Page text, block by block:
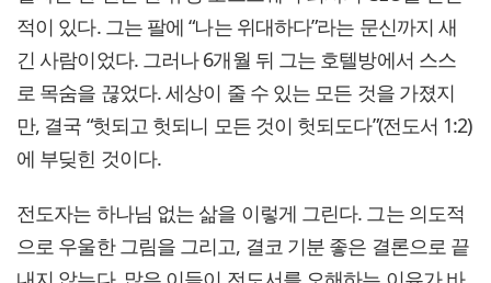
적이 있다. 그는 팔에 “나는 위대하다”라는 문신까지 새
긴 사람이었다. 그러나 6개월 뒤 그는 호텔방에서 스스
로 목숨을 끊었다. 세상이 줄 수 있는 모든 것을 가졌지
만, 결국 “헛되고 헛되니 모든 것이 헛되도다”(전도서 1:2)
에 부딪힌 것이다.
전도자는 하나님 없는 삶을 이렇게 그린다. 그는 의도적
으로 우울한 그림을 그리고, 결코 기분 좋은 결론으로 끝